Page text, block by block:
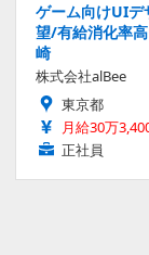
ゲーム向けUIデ
望/有給消化率
崎
株式会社alBee
東京都
月給30万
正社員